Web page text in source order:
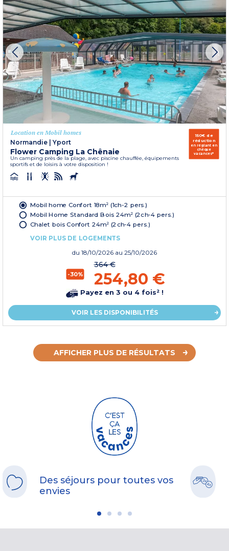
Location en Mobil homes
Normandie | Yport
Flower Camping La Chênaie
Un camping près de la plage, avec piscine chauffée, équipements
sportifs et de loisirs à votre disposition !
150€ de
réduction
en réglant en
chèque
vacances*
Mobil home Confort 18m² (1ch-2 pers.)
Mobil Home Standard Bois 24m² (2ch-4 pers.)
Chalet bois Confort 24m² (2ch-4 pers.)
VOIR PLUS DE LOGEMENTS
du 18/10/2026 au 25/10/2026
-30%
364 €
254,80 €
Payez en 3 ou 4 fois² !
VOIR LES DISPONIBILITÉS
AFFICHER PLUS DE RÉSULTATS
Des séjours pour toutes vos
envies